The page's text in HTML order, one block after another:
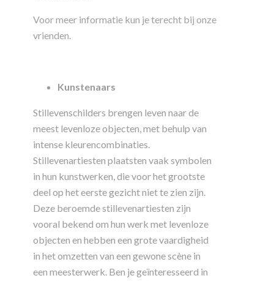
Voor meer informatie kun je terecht bij onze
vrienden.
Kunstenaars
Stillevenschilders brengen leven naar de
meest levenloze objecten, met behulp van
intense kleurencombinaties.
Stillevenartiesten plaatsten vaak symbolen
in hun kunstwerken, die voor het grootste
deel op het eerste gezicht niet te zien zijn.
Deze beroemde stillevenartiesten zijn
vooral bekend om hun werk met levenloze
objecten en hebben een grote vaardigheid
in het omzetten van een gewone scène in
een meesterwerk. Ben je geïnteresseerd in